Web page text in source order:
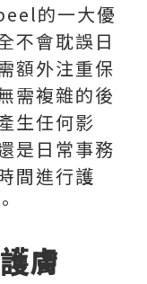
的一大優
不會耽誤日
額外注重保
需複雜的後
生任何影
是日常事務
間進行護
膚